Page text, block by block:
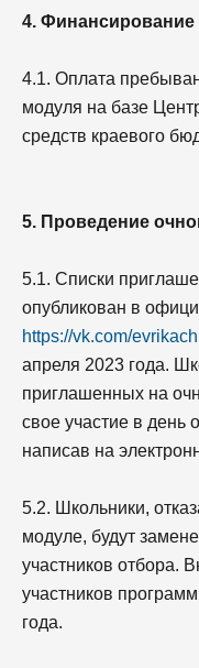
4.
4.1. Оплата
модуля на базе
средств краевого
5. Проведение
5.1. Списки
опубликован в
https://vk.com/
апреля 2023 года.
приглашенных на
свое участие в день
написав на
5.2. Школьники,
модуле, будут
участников отбора.
участников
года.